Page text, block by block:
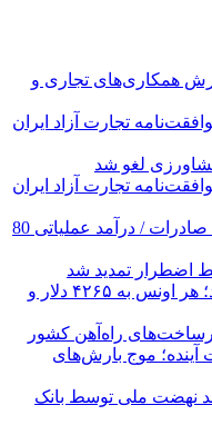
همکاری‌های تجاری و
تجارت آزاد ایران
لغو شد
تجارت آزاد ایران
تغییر مثبت در عملکرد مالی بانک صادرات / درآمد عملیاتی 80
اضطرار تمدید شد
قیمت جهانی طلا امروز ۱۵ مرداد؛ هر اونس به ۴۲۶۵ دلار و
راه‌آهن کشور
کشور در ۷۲ ساعت آینده؛ موج بارش‌های
از ۳۹۶ هزار واحد نهضت ملی توسط بانک